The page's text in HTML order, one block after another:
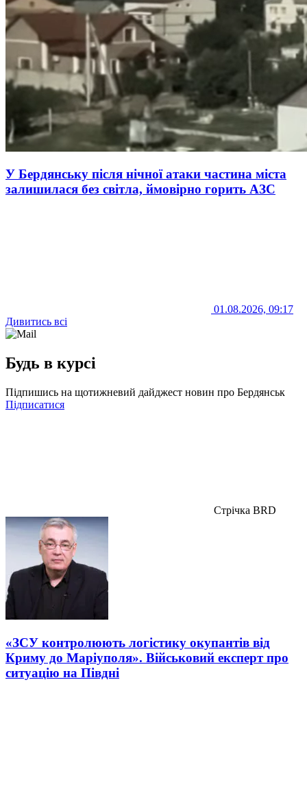
У Бердянську після нічної атаки частина міста
залишилася без світла, ймовірно горить АЗС
01.08.2026, 09:17
Дивитись всі
Будь в курсі
Підпишись на щотижневий дайджест новин про Бердянськ
Підписатися
Стрічка BRD
«ЗСУ контролюють логістику окупантів від
Криму до Маріуполя». Військовий експерт про
ситуацію на Півдні